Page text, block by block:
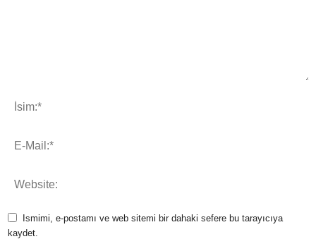
Ismimi, e-postamı ve web sitemi bir dahaki sefere bu tarayıcıya
kaydet.